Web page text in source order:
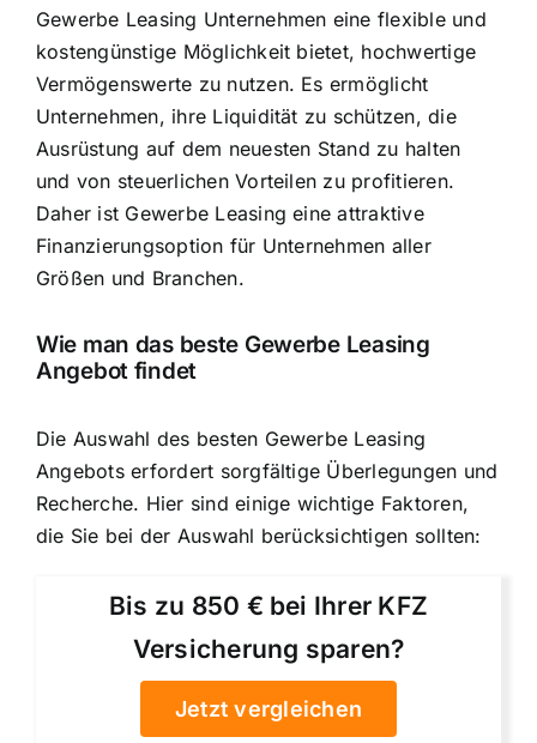
Gewerbe Leasing Unternehmen eine flexible und
kostengünstige Möglichkeit bietet, hochwertige
Vermögenswerte zu nutzen. Es ermöglicht
Unternehmen, ihre Liquidität zu schützen, die
Ausrüstung auf dem neuesten Stand zu halten
und von steuerlichen Vorteilen zu profitieren.
Daher ist Gewerbe Leasing eine attraktive
Finanzierungsoption für Unternehmen aller
Größen und Branchen.
Wie man das beste Gewerbe Leasing
Angebot findet
Die Auswahl des besten Gewerbe Leasing
Angebots erfordert sorgfältige Überlegungen und
Recherche. Hier sind einige wichtige Faktoren,
die Sie bei der Auswahl berücksichtigen sollten:
Bis zu 850 € bei Ihrer KFZ
Versicherung sparen?
Jetzt vergleichen